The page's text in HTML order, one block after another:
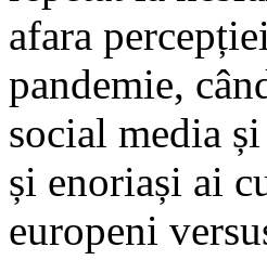
afara
pandemie,
social media
și enoriași ai
europeni